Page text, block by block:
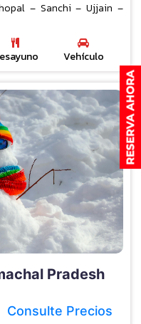
– Sanchi – Ujjain –
Vehículo
Pradesh
Consulte Precios